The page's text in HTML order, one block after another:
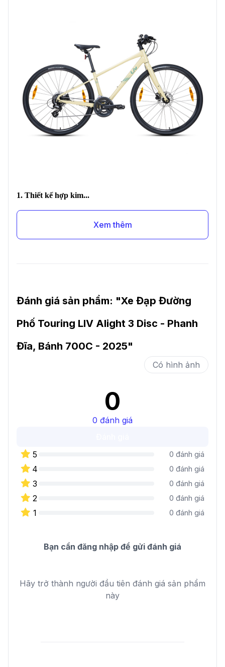
1. Thiết kế hợp kim...
Xem thêm
Đánh giá sản phẩm: "Xe Đạp Đường
Phố Touring LIV Alight 3 Disc - Phanh
Đĩa, Bánh 700C - 2025"
Có hình ảnh
0
0 đánh giá
5
0 đánh giá
4 0 đánh giá
3 0 đánh giá
2 0 đánh giá
1 0 đánh giá
Bạn cần đăng nhập để gửi đánh giá
Hãy trở thành người đầu tiên đánh giá sản phẩm
này